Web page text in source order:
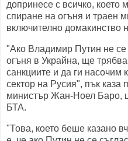
допринесе с всичко, което
спиране на огъня и траен
включително домакинство
"Ако Владимир Путин не се
огъня в Украйна, ще
санкциите и да ги
сектор на Русия", пък
министър Жан-Ноел Баро,
БТА.
"Това, което беше казано